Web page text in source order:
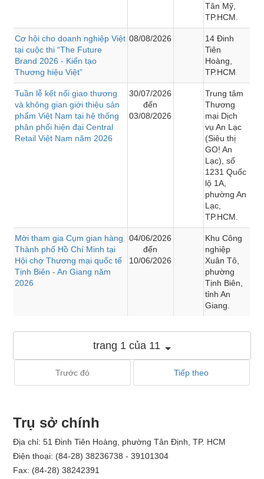
Tân Mỹ,
TP.HCM.
Cơ hội cho doanh nghiệp Việt
tại cuộc thi “The Future
Brand 2026 - Kiến tạo
Thương hiệu Việt”
08/08/2026
14 Đinh
Tiên
Hoàng,
TP.HCM
Tuần lễ kết nối giao thương
và không gian giới thiệu sản
phẩm Việt Nam tại hệ thống
phân phối hiện đại Central
Retail Việt Nam năm 2026
30/07/2026
đến
03/08/2026
Trung tâm
Thương
mại Dịch
vụ An Lạc
(Siêu thị
GO! An
Lạc), số
1231 Quốc
lộ 1A,
phường An
Lạc,
TP.HCM.
Mời tham gia Cụm gian hàng
Thành phố Hồ Chí Minh tại
Hội chợ Thương mại quốc tế
Tịnh Biên - An Giang năm
2026
04/06/2026
đến
10/06/2026
Khu Công
nghiệp
Xuân Tô,
phường
Tịnh Biên,
tỉnh An
Giang.
trang 1 của 11
Trước đó Tiếp theo
Trụ sở chính
Địa chỉ: 51 Đinh Tiên Hoàng, phường Tân Định, TP. HCM
Điện thoại: (84-28) 38236738 - 39101304
Fax: (84-28) 38242391